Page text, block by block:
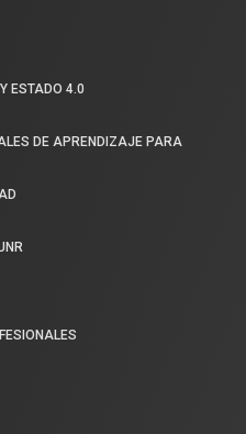
ESTADO 4.0
DE APRENDIZAJE PARA